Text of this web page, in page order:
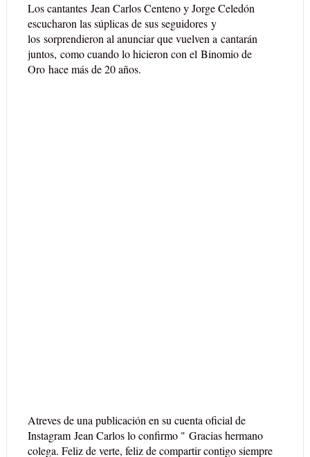
Los cantantes Jean Carlos Centeno y Jorge Celedón
escucharon las súplicas de sus seguidores y
los sorprendieron al anunciar que vuelven a cantarán
juntos, como cuando lo hicieron con el Binomio de
Orohace más de 20 años.
Atreves de una publicación en su cuenta oficial de
Instagram Jean Carlos lo confirmo " Gracias hermano
colega. Feliz de verte, feliz de compartir contigo siempre